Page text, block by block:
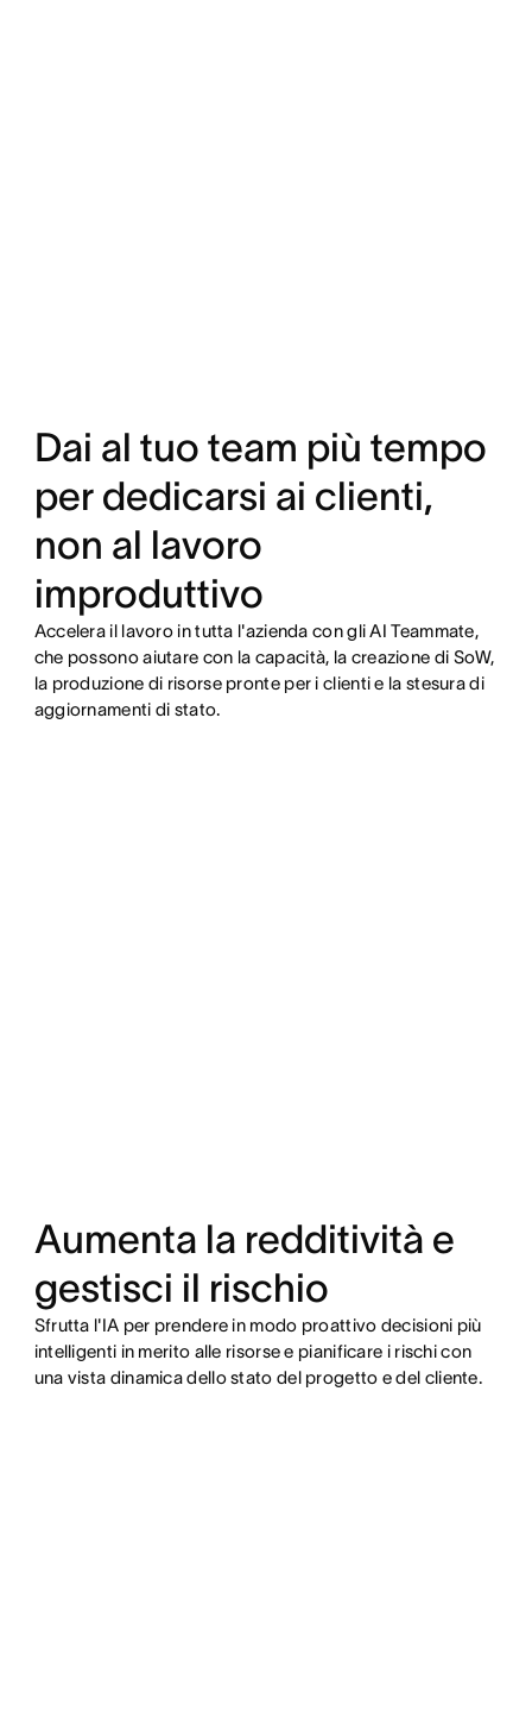
Dai al tuo team più tempo
per dedicarsi ai clienti,
non al lavoro
improduttivo
Accelera il lavoro in tutta l'azienda con gli AI Teammate,
che possono aiutare con la capacità, la creazione di SoW,
la produzione di risorse pronte per i clienti e la stesura di
aggiornamenti di stato.
Aumenta la redditività e
gestisci il rischio
Sfrutta l'IA per prendere in modo proattivo decisioni più
intelligenti in merito alle risorse e pianificare i rischi con
una vista dinamica dello stato del progetto e del cliente.